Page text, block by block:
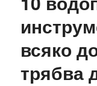
всяко
трябва